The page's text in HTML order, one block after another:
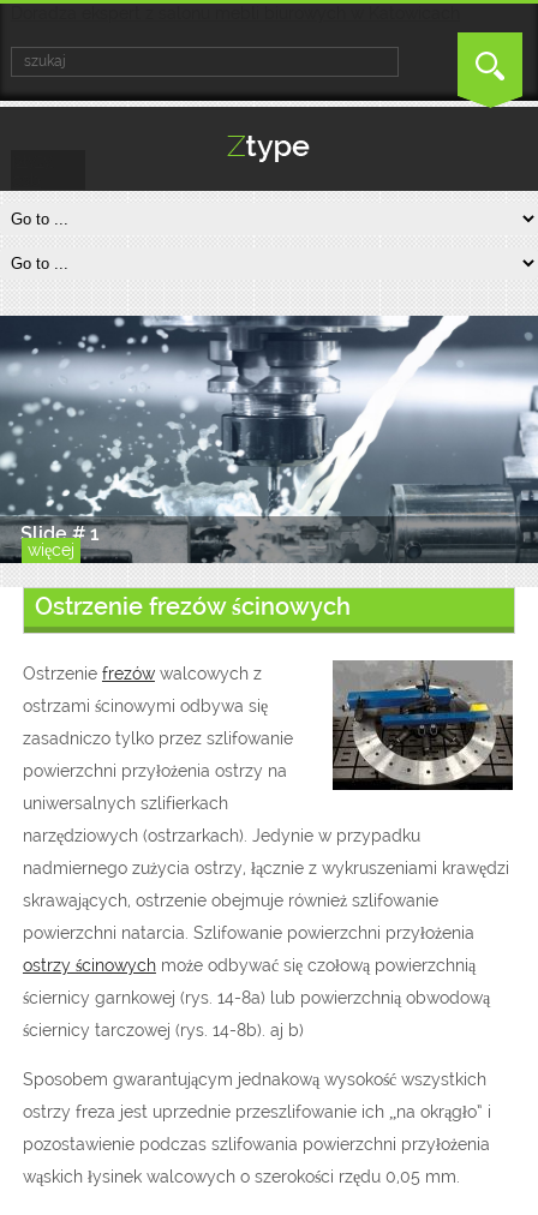
Slide # 1
więcej
Ostrzenie frezów ścinowych
Ostrzenie frezówwalcowych z
ostrzami ścinowymi odbywa się
zasadniczo tylko przez szlifowanie
powierzchni przyłożenia ostrzy na
uniwersalnych szlifierkach
narzędziowych (ostrzarkach). Jedynie w przypadku
nadmiernego zużycia ostrzy, łącznie z wykruszeniami krawędzi
skrawających, ostrzenie obejmuje również szlifowanie
powierzchni natarcia. Szlifowanie powierzchni przyłożenia
ostrzy ścinowychmoże odbywać się czołową powierzchnią
ściernicy garnkowej (rys. 14-8a) lub powierzchnią obwodową
ściernicy tarczowej (rys. 14-8b). aj b)
Sposobem gwarantującym jednakową wysokość wszystkich
ostrzy freza jest uprzednie przeszlifowanie ich „na okrągło” i
pozostawienie podczas szlifowania powierzchni przyłożenia
wąskich łysinek walcowych o szerokości rzędu 0,05 mm.